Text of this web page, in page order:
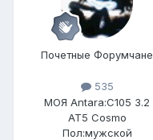
Почетные Форумчане
535
МОЯ Antara:C105 3.2
AT5 Cosmo
Пол:мужской